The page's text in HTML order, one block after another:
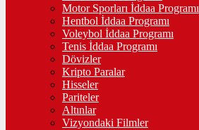
Motor Sporları İddaa Programı
Hentbol İddaa Programı
Voleybol İddaa Programı
Tenis İddaa Programı
Dövizler
Kripto Paralar
Hisseler
Pariteler
Altınlar
Vizyondaki Filmler